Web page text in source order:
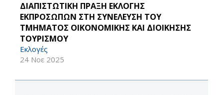
ΔΙΑΠΙΣΤΩΤΙΚΗ ΠΡΑΞΗ ΕΚΛΟΓΗΣ
ΕΚΠΡΟΣΩΠΩΝ ΣΤΗ ΣΥΝΕΛΕΥΣΗ ΤΟΥ
ΤΜΗΜΑΤΟΣ ΟΙΚΟΝΟΜΙΚΗΣ ΚΑΙ ΔΙΟΙΚΗΣΗΣ
ΤΟΥΡΙΣΜΟΥ
Εκλογές
24 Νοε 2025